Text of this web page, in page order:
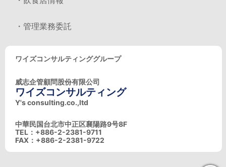
・管理業務委託
ワイズコンサルティンググループ
威志企管顧問股份有限公司
ワイズコンサルティング
Y's consulting.co.,ltd
中華民国台北市中正区襄陽路9号8F
TEL：+886-2-2381-9711
FAX：+886-2-2381-9722